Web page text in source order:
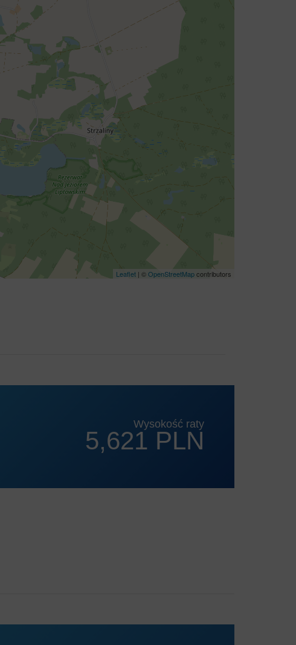
Leaflet | ©OpenStreetMapcontributors
Wysokość raty
5,621 PLN